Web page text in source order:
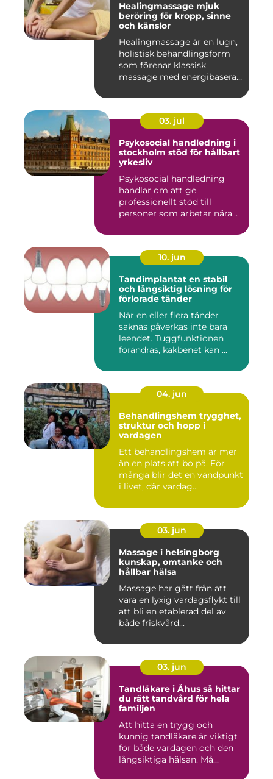
Healingmassage mjuk
beröring för kropp, sinne
och känslor
Healingmassage är en lugn,
holistisk behandlingsform
som förenar klassisk
massage med energibaserad
03. jul
Psykosocial handledning i
stockholm stöd för hållbart
yrkesliv
Psykosocial handledning
handlar om att ge
professionellt stöd till
personer som arbetar nära
10. jun
Tandimplantat en stabil
och långsiktig lösning för
förlorade tänder
När en eller flera tänder
saknas påverkas inte bara
leendet. Tuggfunktionen
förändras, käkbenet kan ...
04. jun
Behandlingshem trygghet,
struktur och hopp i
vardagen
Ett behandlingshem är mer
än en plats att bo på. För
många blir det en vändpunkt
i livet, där vardag...
03. jun
Massage i helsingborg
kunskap, omtanke och
hållbar hälsa
Massage har gått från att
vara en lyxig vardagsflykt till
att bli en etablerad del av
både friskvård...
03. jun
Tandläkare i Åhus så hittar
du rätt tandvård för hela
familjen
Att hitta en trygg och
kunnig tandläkare är viktigt
för både vardagen och den
långsiktiga hälsan. Må...